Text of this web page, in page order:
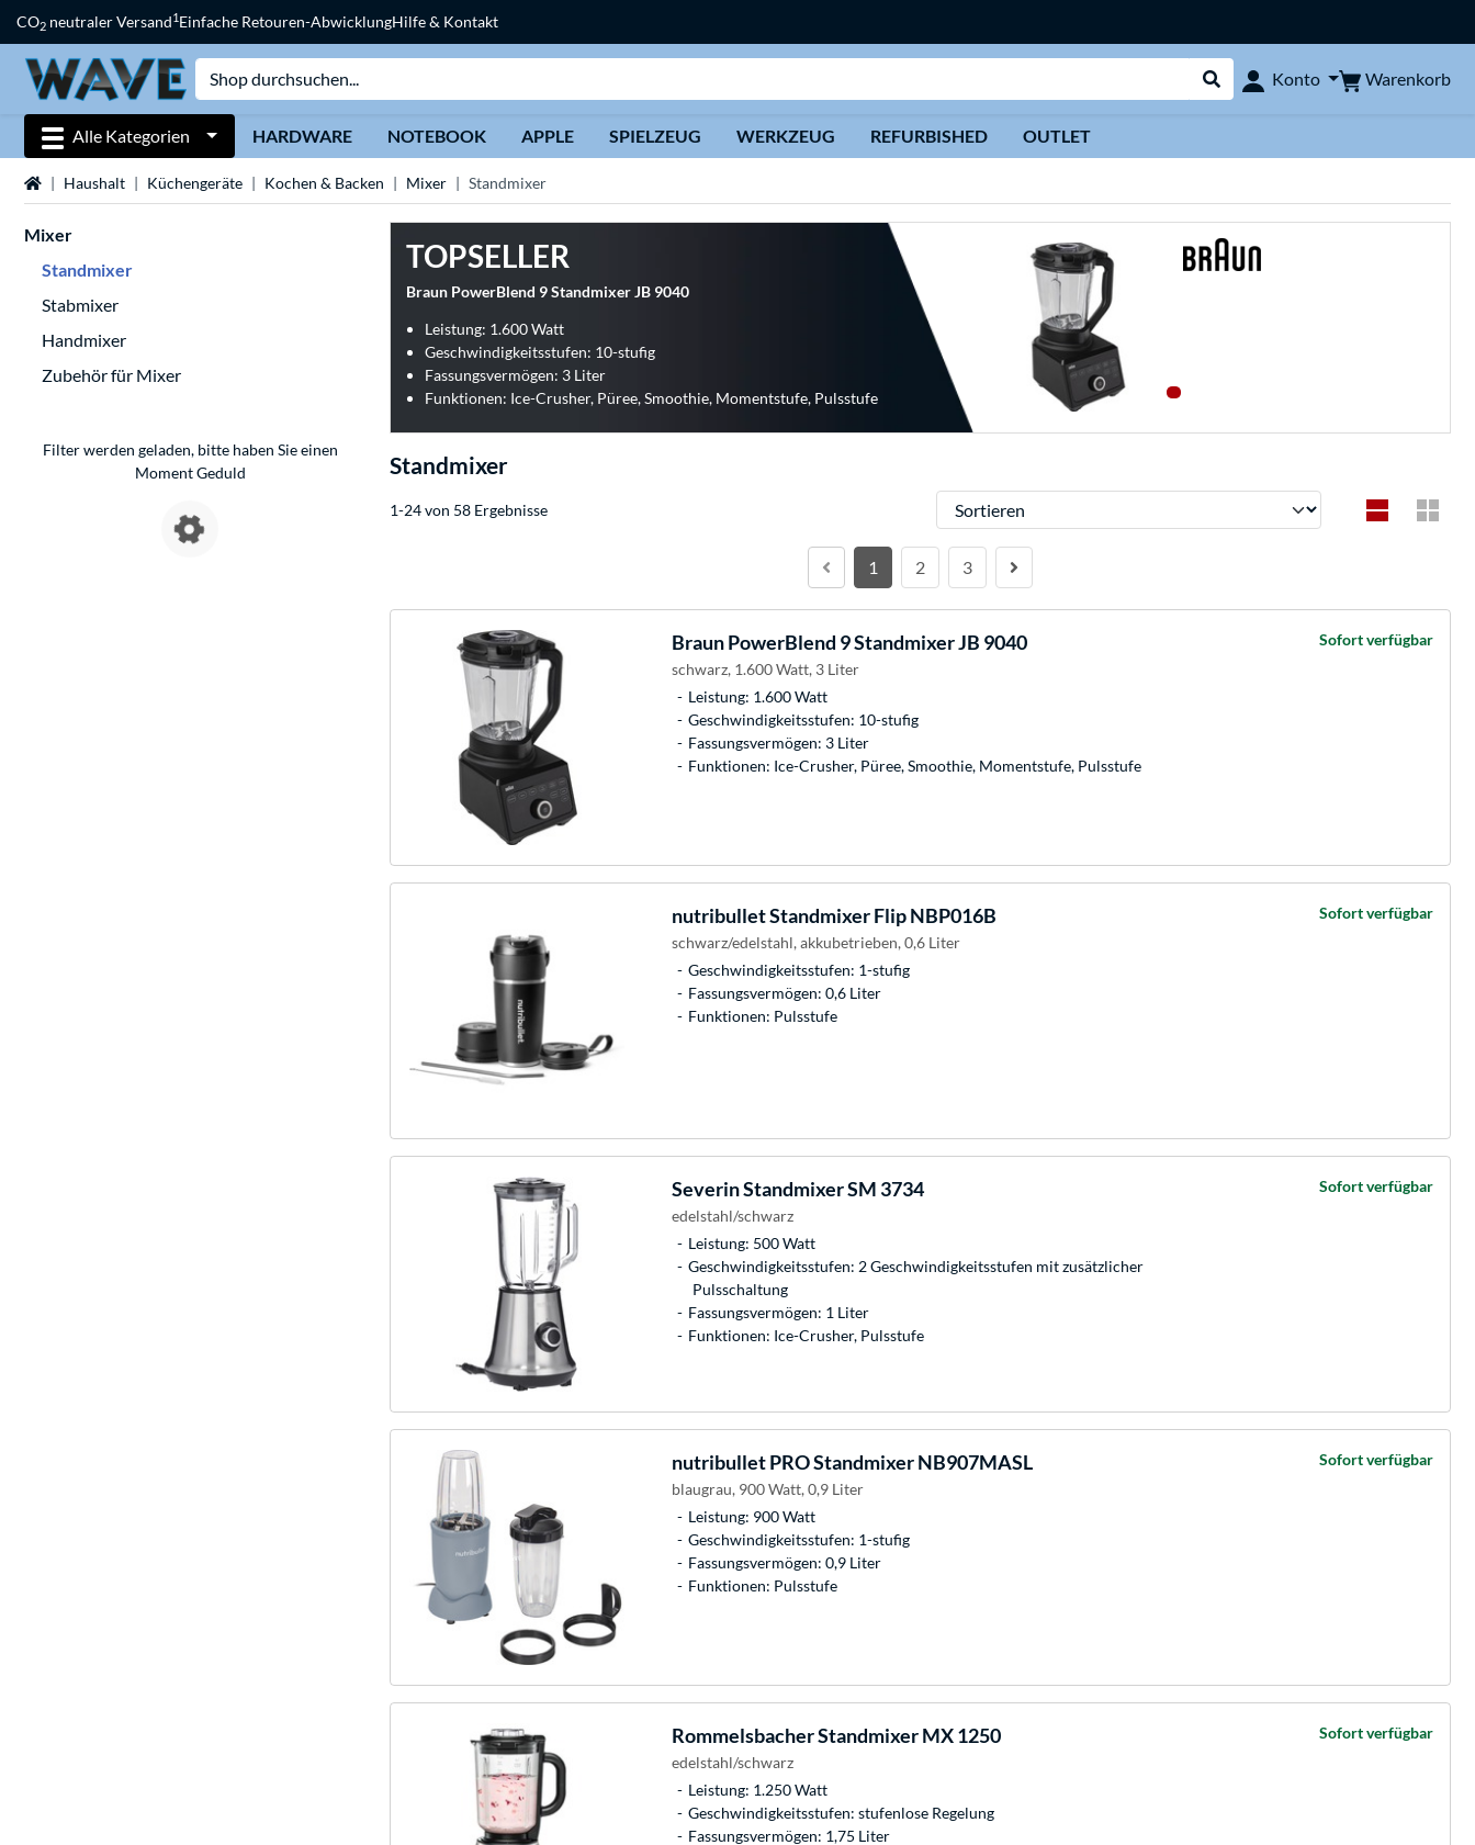
CO2 neutraler Versand1Einfache Retouren-AbwicklungHilfe & Kontakt
Suche durchführen
Konto Warenkorb
Alle Kategorien HARDWARE NOTEBOOK APPLE SPIELZEUG WERKZEUG REFURBISHED OUTLET
StartseiteHaushalt Küchengeräte Kochen & Backen Mixer Standmixer
Mixer
Standmixer
Stabmixer
Handmixer
Zubehör für Mixer
Filter werden geladen, bitte haben Sie einen
Moment Geduld
TOPSELLER
Braun PowerBlend 9 Standmixer JB 9040
Leistung: 1.600 Watt
Geschwindigkeitsstufen: 10-stufig
Fassungsvermögen: 3 Liter
Funktionen: Ice-Crusher, Püree, Smoothie, Momentstufe, Pulsstufe
Standmixer
1-24 von 58 Ergebnisse Sortieren
1 2 3
BraunPowerBlend 9 Standmixer JB 9040
schwarz, 1.600 Watt, 3 Liter
Leistung: 1.600 Watt
Geschwindigkeitsstufen: 10-stufig
Fassungsvermögen: 3 Liter
Funktionen: Ice-Crusher, Püree, Smoothie, Momentstufe, Pulsstufe
Sofort verfügbar
nutribulletStandmixer Flip NBP016B
schwarz/edelstahl, akkubetrieben, 0,6 Liter
Geschwindigkeitsstufen: 1-stufig
Fassungsvermögen: 0,6 Liter
Funktionen: Pulsstufe
Sofort verfügbar
SeverinStandmixer SM 3734
edelstahl/schwarz
Leistung: 500 Watt
Geschwindigkeitsstufen: 2 Geschwindigkeitsstufen mit zusätzlicher
Pulsschaltung
Fassungsvermögen: 1 Liter
Funktionen: Ice-Crusher, Pulsstufe
Sofort verfügbar
nutribulletPRO Standmixer NB907MASL
blaugrau, 900 Watt, 0,9 Liter
Leistung: 900 Watt
Geschwindigkeitsstufen: 1-stufig
Fassungsvermögen: 0,9 Liter
Funktionen: Pulsstufe
Sofort verfügbar
RommelsbacherStandmixer MX 1250
edelstahl/schwarz
Leistung: 1.250 Watt
Geschwindigkeitsstufen: stufenlose Regelung
Fassungsvermögen: 1,75 Liter
Sofort verfügbar